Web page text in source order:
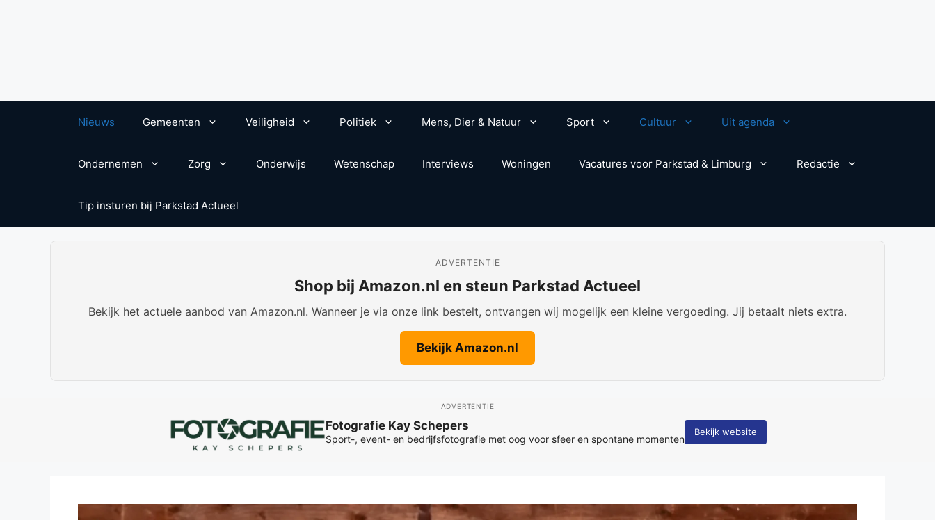
Nieuws Gemeenten Veiligheid Politiek Mens, Dier & Natuur Sport Cultuur Uit agenda
Ondernemen Zorg Onderwijs Wetenschap Interviews Woningen Vacatures voor Parkstad & Limburg Redactie
Tip insturen bij Parkstad Actueel
ADVERTENTIE
Shop bij Amazon.nl en steun Parkstad Actueel
Bekijk het actuele aanbod van Amazon.nl. Wanneer je via onze link bestelt, ontvangen wij mogelijk een kleine vergoeding. Jij betaalt niets extra.
Bekijk Amazon.nl
ADVERTENTIE
Fotografie Kay Schepers
Sport-, event- en bedrijfsfotografie met oog voor sfeer en spontane momenten
Bekijk website